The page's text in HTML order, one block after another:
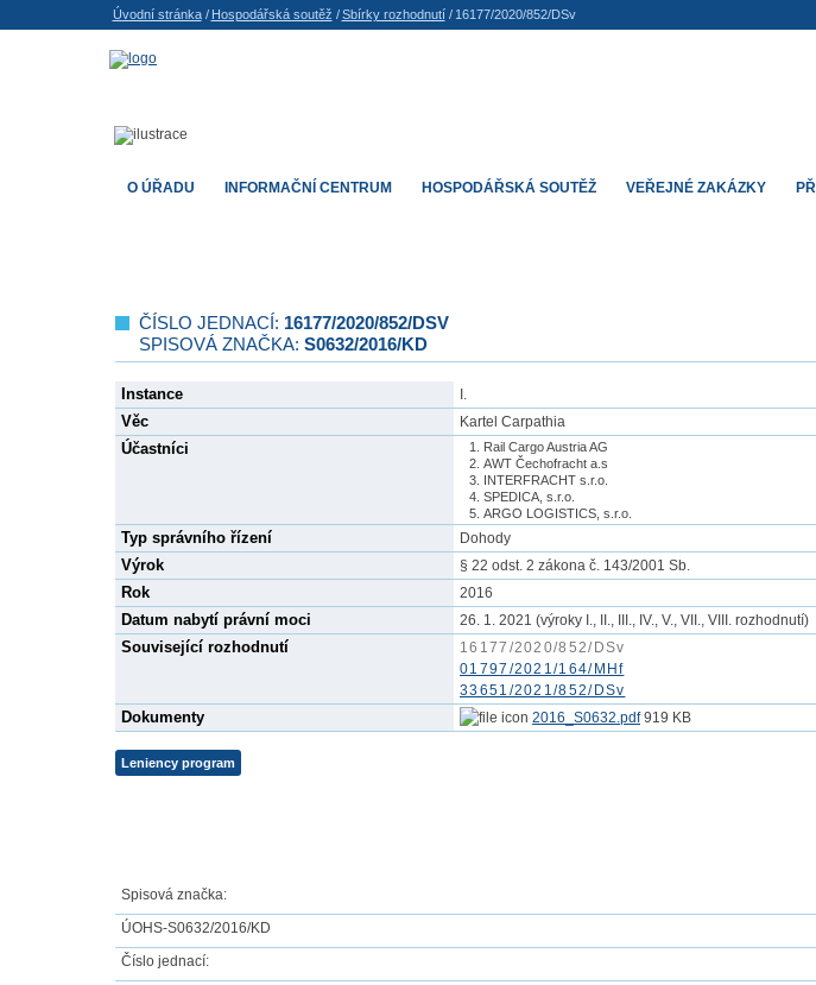
ČÍSLO JEDNACÍ: 16177/2020/852/DSV
SPISOVÁ ZNAČKA: S0632/2016/KD
Instance I.
Věc Kartel Carpathia
Účastníci
Rail Cargo Austria AG
AWT Čechofracht a.s
INTERFRACHT s.r.o.
SPEDICA, s.r.o.
ARGO LOGISTICS, s.r.o.
Typ správního řízení Dohody
Výrok § 22 odst. 2 zákona č. 143/2001 Sb.
Rok 2016
Datum nabytí právní moci 26. 1. 2021 (výroky I., II., III., IV., V., VII., VIII. rozhodnutí)
Související rozhodnutí
16177/2020/852/DSv
01797/2021/164/MHf
33651/2021/852/DSv
Dokumenty 2016_S0632.pdf919 KB
Leniency program
Spisová značka:
ÚOHS-S0632/2016/KD
Číslo jednací:
O ÚŘADU INFORMAČNÍ CENTRUM HOSPODÁŘSKÁ SOUTĚŽ VEŘEJNÉ ZAKÁZKY
Úvodní stránka/ Hospodářská soutěž / Sbírky rozhodnutí/ 16177/2020/852/DSv